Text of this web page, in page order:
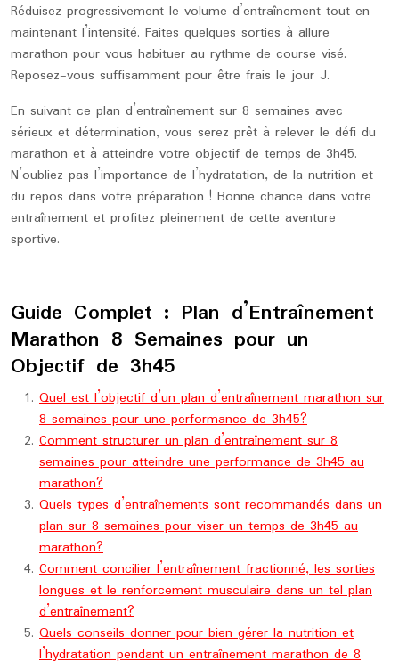
Réduisez progressivement le volume d’entraînement tout en
maintenant l’intensité. Faites quelques sorties à allure
marathon pour vous habituer au rythme de course visé.
Reposez-vous suffisamment pour être frais le jour J.
En suivant ce plan d’entraînement sur 8 semaines avec
sérieux et détermination, vous serez prêt à relever le défi du
marathon et à atteindre votre objectif de temps de 3h45.
N’oubliez pas l’importance de l’hydratation, de la nutrition et
du repos dans votre préparation ! Bonne chance dans votre
entraînement et profitez pleinement de cette aventure
sportive.
Guide Complet : Plan d’Entraînement
Marathon 8 Semaines pour un
Objectif de 3h45
Quel est l’objectif d’un plan d’entraînement marathon sur
8 semaines pour une performance de 3h45?
Comment structurer un plan d’entraînement sur 8
semaines pour atteindre une performance de 3h45 au
marathon?
Quels types d’entraînements sont recommandés dans un
plan sur 8 semaines pour viser un temps de 3h45 au
marathon?
Comment concilier l’entraînement fractionné, les sorties
longues et le renforcement musculaire dans un tel plan
d’entraînement?
Quels conseils donner pour bien gérer la nutrition et
l’hydratation pendant un entraînement marathon de 8